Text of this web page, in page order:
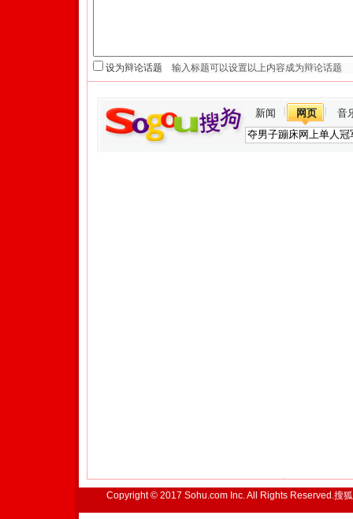
设为辩论话题
新闻 网页 音
Copyright © 2017 Sohu.com Inc. All Rights Reserved.搜